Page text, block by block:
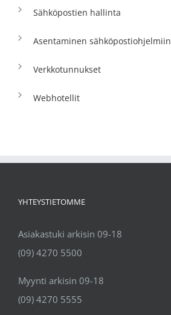
Sähköpostien hallinta
Asentaminen sähköpostiohjelmiin
Verkkotunnukset
Webhotellit
YHTEYSTIETOMME
Asiakastuki arkisin 09-18
(09) 4270 5500
Myynti arkisin 09-18
(09) 4270 5555